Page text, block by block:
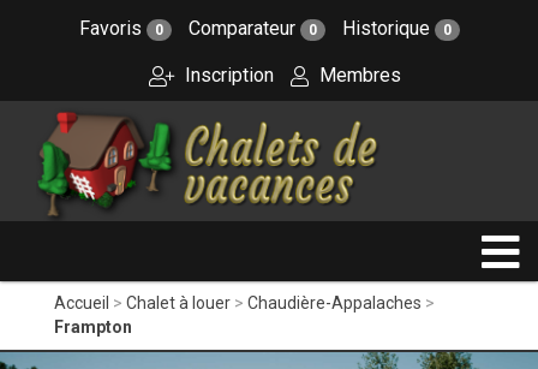
Favoris 0 Comparateur 0 Historique 0
Inscription Membres
Accueil Chalet à louer
Chaudière-Appalaches
Frampton